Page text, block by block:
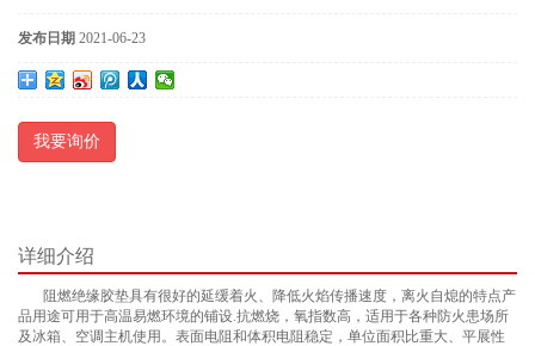
发布日期 2021-06-23
我要询价
详细介绍
阻燃绝缘胶垫具有很好的延缓着火、降低火焰传播速度，离火自熄的特点产
品用途可用于高温易燃环境的铺设.抗燃烧，氧指数高，适用于各种防火患场所
及冰箱、空调主机使用。表面电阻和体积电阻稳定，单位面积比重大、平展性